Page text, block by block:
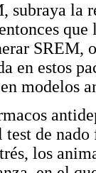
subraya la
SREM,
en estos
modelos
de
los